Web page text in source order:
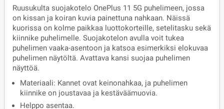
Ruusukulta suojakotelo OnePlus 11 5G puhelimeen, jossa
on kissan ja koiran kuvia painettuna nahkaan. Näissä
kuorissa on kolme paikkaa luottokorteille, setelitasku sekä
kiinnike puhelimelle. Suojakotelon avulla voit tukea
puhelimen vaaka-asentoon ja katsoa esimerkiksi elokuvaa
puhelimen näytöltä. Avattava kansi suojaa puhelimen
näyttöä.
Materiaali: Kannet ovat keinonahkaa, ja puhelimen
kiinnike on joustavaa ja kestäväämuovia.
Helppo asentaa.